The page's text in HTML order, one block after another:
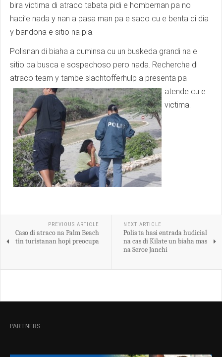
bira victima di atraco tabata pidi e hombernan pa no
haci’e nada y nan a pasa man pa e saco cu e benta di dia
y bandona e sitio na pia.
Polisnan di biaha a cuminsa cu un buskeda grandi na e
sitio pa busca e sospechoso pero nada. Recherche di
atraco team y tambe slachtofferhulp a presenta pa
atende cu e
victima.
PREVIOUS ARTICLE
Caso di atraco na Palm Beach
tin turistanan hopi preocupa
NEXT ARTICLE
Polis ta hasi entrada hudicial
na cas di Kilate un biaha mas
na Seroe Janchi
PARTNERS